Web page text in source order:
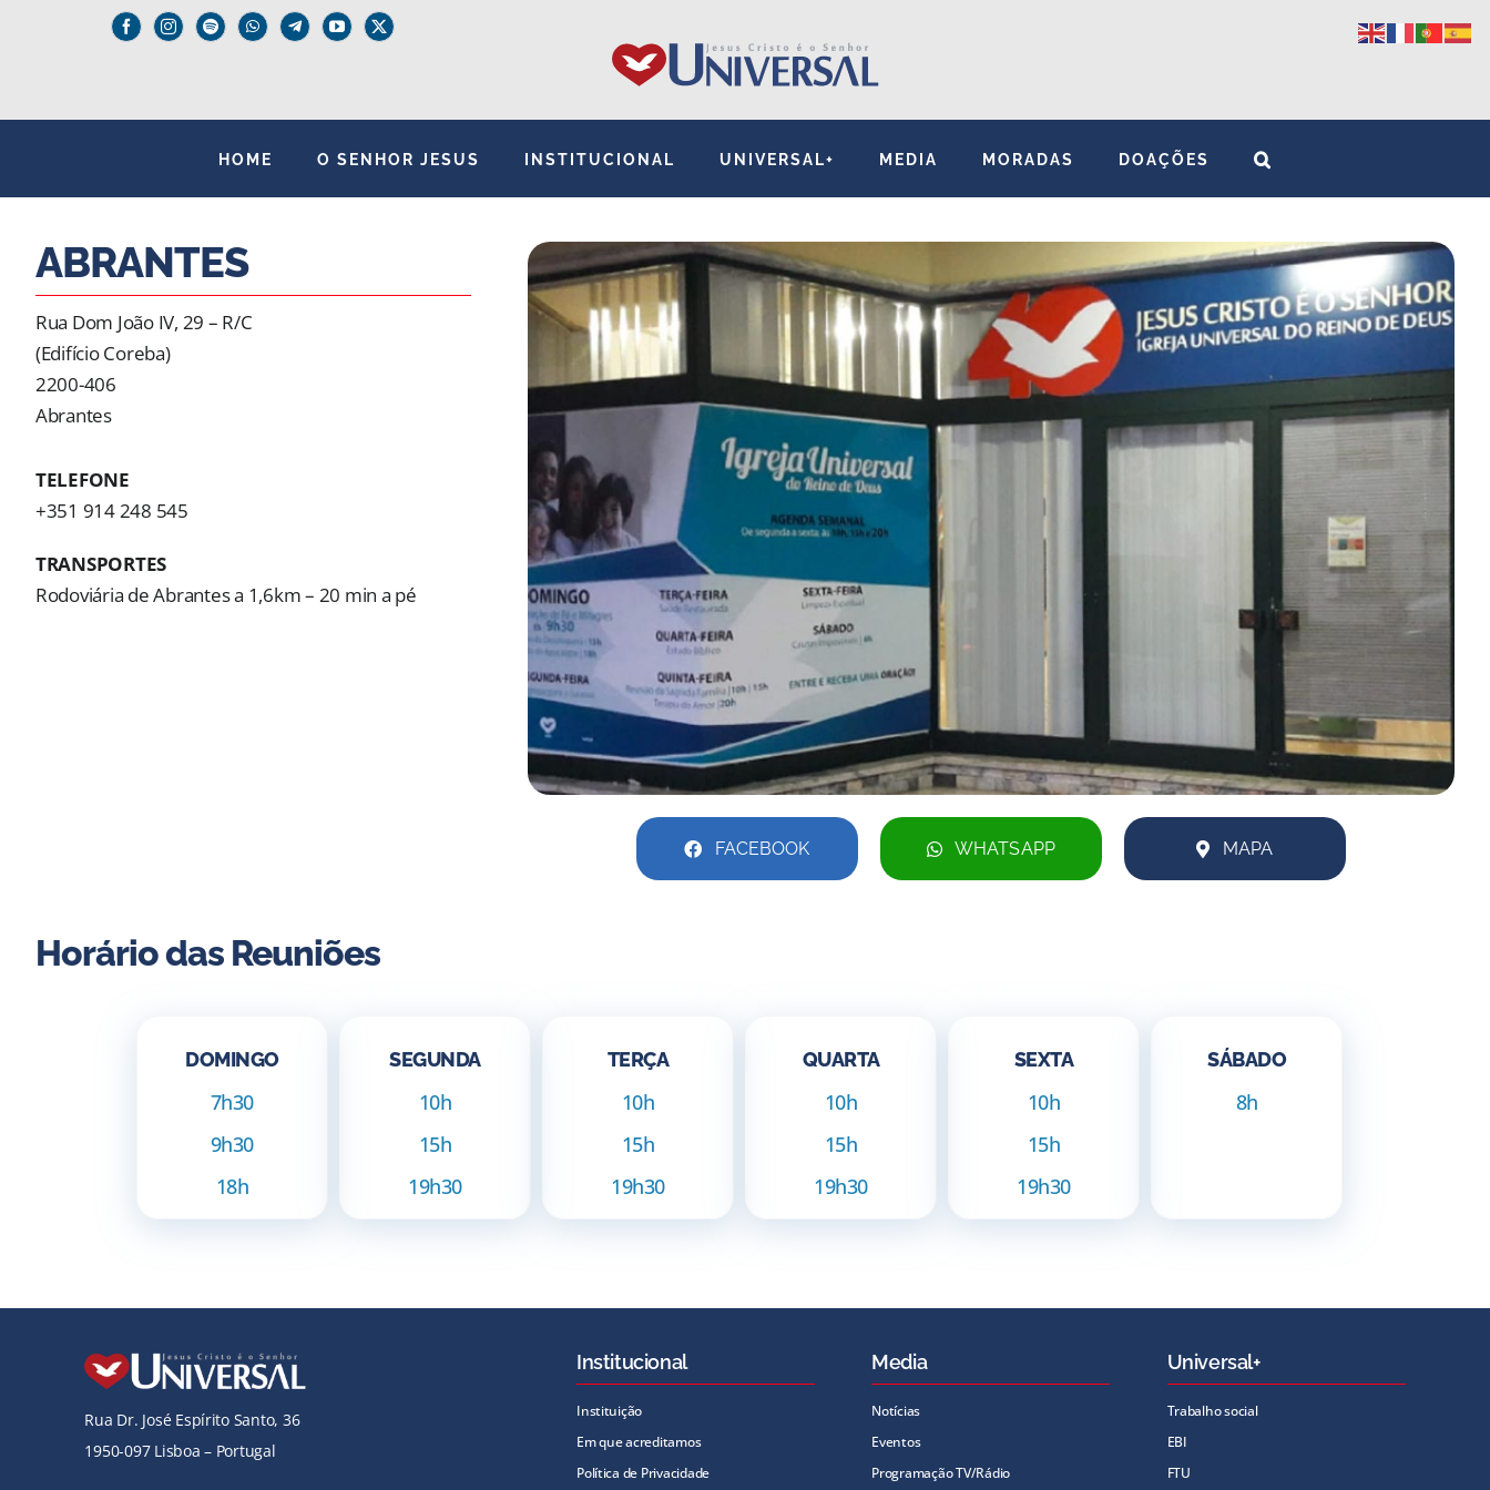
HOME O SENHOR JESUS INSTITUCIONAL UNIVERSAL+ MEDIA MORADAS DOAÇÕES
ABRANTES
Rua Dom João IV, 29 – R/C
(Edifício Coreba)
2200-406
Abrantes
TELEFONE
+351 914 248 545
TRANSPORTES
Rodoviária de Abrantes a 1,6km – 20 min a pé
FACEBOOK WHATSAPP MAPA
Horário das Reuniões
DOMINGO
7h30
9h30
18h
SEGUNDA
10h
15h
19h30
TERÇA
10h
15h
19h30
QUARTA
10h
15h
19h30
SEXTA
10h
15h
19h30
SÁBADO
8h
Rua Dr. José Espírito Santo, 36
1950-097 Lisboa – Portugal
Institucional
Instituição
Em que acreditamos
Política de Privacidade
Media
Notícias
Eventos
Programação TV/Rádio
Universal+
Trabalho social
EBI
FTU